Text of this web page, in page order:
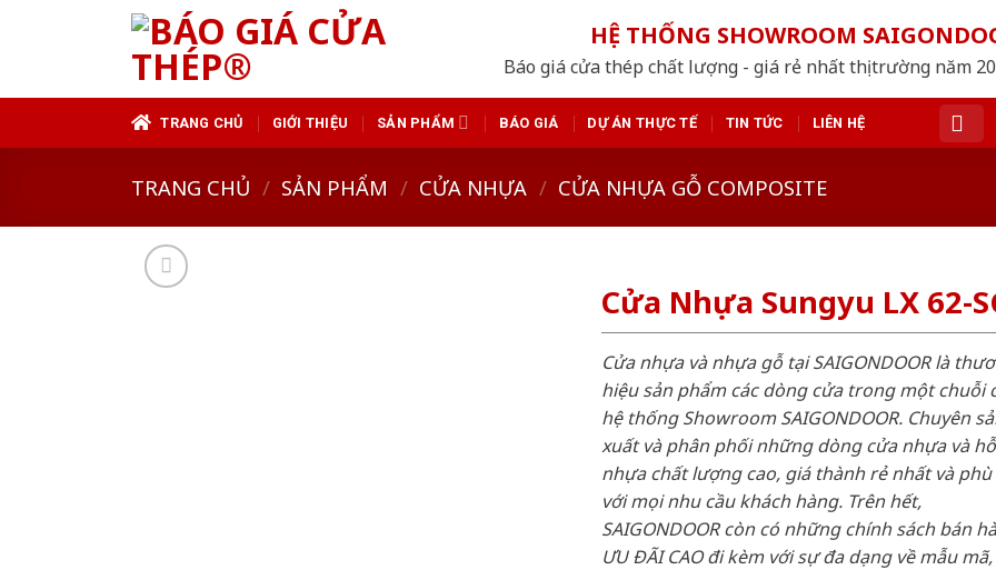
HỆ THỐNG SHOWROOM
Báo giá cửa thép chất lượng - giá rẻ nhất thị trường năm
TRANG CHỦ GIỚI THIỆU SẢN PHẨM BÁO GIÁ DỰ ÁN THỰC TẾ TIN TỨC LIÊN HỆ
TRANG CHỦ / SẢN PHẨM / CỬA NHỰA / CỬA NHỰA GỖ COMPOSITE
Cửa Nhựa Sungyu LX 62-
Cửa nhựa và nhựa gỗ tại SAIGONDOOR là
hiệu sản phẩm các dòng cửa trong một chuỗi
hệ thống Showroom SAIGONDOOR. Chuyên
xuất và phân phối những dòng cửa nhựa và
nhựa chất lượng cao, giá thành rẻ nhất và
với mọi nhu cầu khách hàng. Trên hết,
SAIGONDOOR còn có những chính sách bán
ƯU ĐÃI CAO đi kèm với sự đa dạng về mẫu